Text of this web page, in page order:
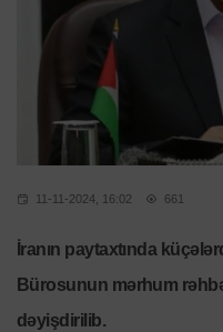
11-11-2024, 16:02 661
İranın paytaxtında
Bürosunun mərhum
dəyişdirilib.